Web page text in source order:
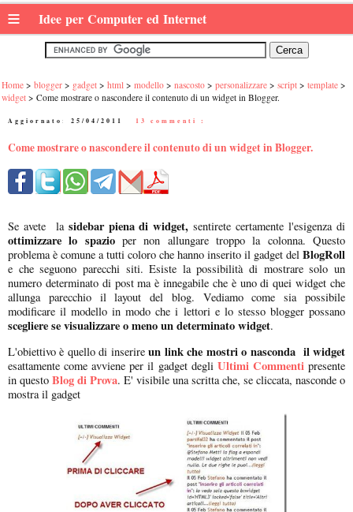
≡ Idee per Computer ed Internet
Home blogger gadget html modello nascosto personalizzare script
template
widget
Come mostrare o nascondere il contenuto di un widget in Blogger.
Aggiornato: 25/04/2011 13 commenti :
Come mostrare o nascondere il contenuto di un widget in Blogger.
Se avete la sidebar piena di widget, sentirete certamente l'esigenza di
ottimizzare lo spazioper non allungare troppo la colonna. Questo
problema è comune a tutti coloro che hanno inserito il gadget del BlogRoll
e che seguono parecchi siti. Esiste la possibilità di mostrare solo un
numero determinato di post ma è innegabile che è uno di quei widget che
allunga parecchio il layout del blog. Vediamo come sia possibile
modificare il modello in modo che i lettori e lo stesso blogger possano
scegliere se visualizzare o meno un determinato widget.
L'obiettivo è quello di inserireun link che mostri o nasconda il widget
esattamente come avviene per il gadget degli Ultimi Commentipresente
in questo Blog di Prova. E' visibile una scritta che, se cliccata, nasconde o
mostra il gadget